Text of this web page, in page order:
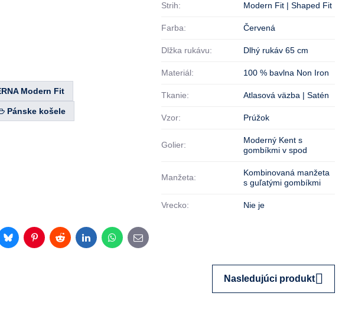
Modern Fit
Pánske košele
Strih: Modern Fit | Shaped Fit
Farba: Červená
Dlžka rukávu: Dlhý rukáv 65 cm
Materiál: 100 % bavlna Non Iron
Tkanie: Atlasová väzba | Satén
Vzor: Prúžok
Golier:
Moderný Kent s
gombíkmi v spod
Manžeta:
Kombinovaná manžeta
s guľatými gombíkmi
Vrecko: Nie je
BlueskyPinterestRedditLinkedInWhatsApp
E-
mail
Nasledujúci produkt